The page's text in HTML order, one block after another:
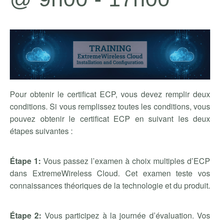
Pour obtenir le certificat ECP, vous devez remplir deux
conditions. Si vous remplissez toutes les conditions, vous
pouvez obtenir le certificat ECP en suivant les deux
étapes suivantes :
Étape 1: Vous passez l’examen à choix multiples d’ECP
dans ExtremeWireless Cloud. Cet examen teste vos
connaissances théoriques de la technologie et du produit.
Étape 2: Vous participez à la journée d’évaluation. Vos